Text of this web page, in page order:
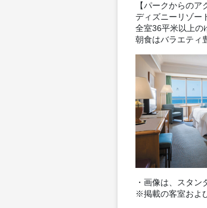
【パークからのア
ディズニーリゾー
全室36平米以上の
朝食はバラエティ
・画像は、スタン
※掲載の客室およ